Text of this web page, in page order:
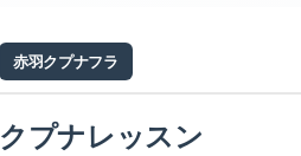
赤羽クプナフラ
クプナレッスン